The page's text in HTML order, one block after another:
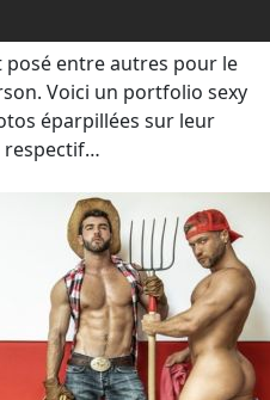
posé entre autres pour le
Voici un portfolio sexy
éparpillées sur leur
respectif…